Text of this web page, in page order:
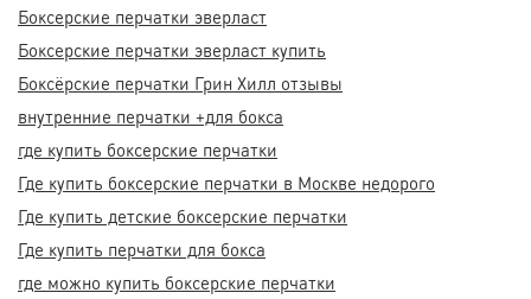
Боксерские перчатки эверласт
Боксерские перчатки эверласт купить
Боксёрские перчатки Грин Хилл отзывы
внутренние перчатки +для бокса
где купить боксерские перчатки
Где купить боксерские перчатки в Москве недорого
Где купить детские боксерские перчатки
Где купить перчатки для бокса
где можно купить боксерские перчатки